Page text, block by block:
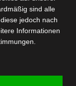
sind alle
jedoch nach
Informationen